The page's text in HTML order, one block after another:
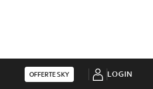
OFFERTE SKY LOGIN